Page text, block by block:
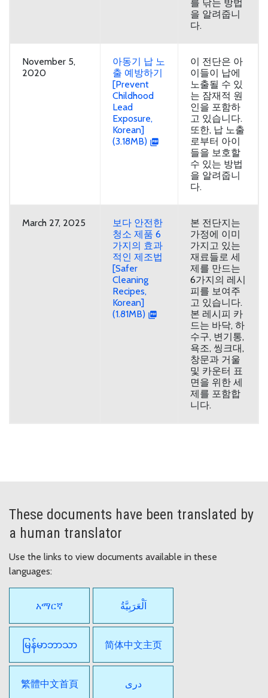
를 닦는 방법
을 알려줍니
다.
November 5,
2020
아동기 납 노
출 예방하기
[Prevent
Childhood
Lead
Exposure,
Korean]
(3.18MB)
이 전단은 아
이들이 납에
노출될 수 있
는 잠재적 원
인을 포함하
고 있습니다.
또한, 납 노출
로부터 아이
들을 보호할
수 있는 방법
을 알려줍니
다.
March 27, 2025
보다 안전한
청소 제품 6
가지의 효과
적인 제조법
[Safer
Cleaning
Recipes,
Korean]
(1.81MB)
본 전단지는
가정에 이미
가지고 있는
재료들로 세
제를 만드는
6가지의 레시
피를 보여주
고 있습니다.
본 레시피 카
드는 바닥, 하
수구, 변기통,
욕조, 씽크대,
창문과 거울
및 카운터 표
면을 위한 세
제를 포함합
니다.
These documents have been translated by
a human translator
Use the links to view documents available in these
languages:
አማርኛ اَلْعَرَبِيَّةُ
မြန်မာဘာသာ 简体中文主页
繁體中文首頁 دری